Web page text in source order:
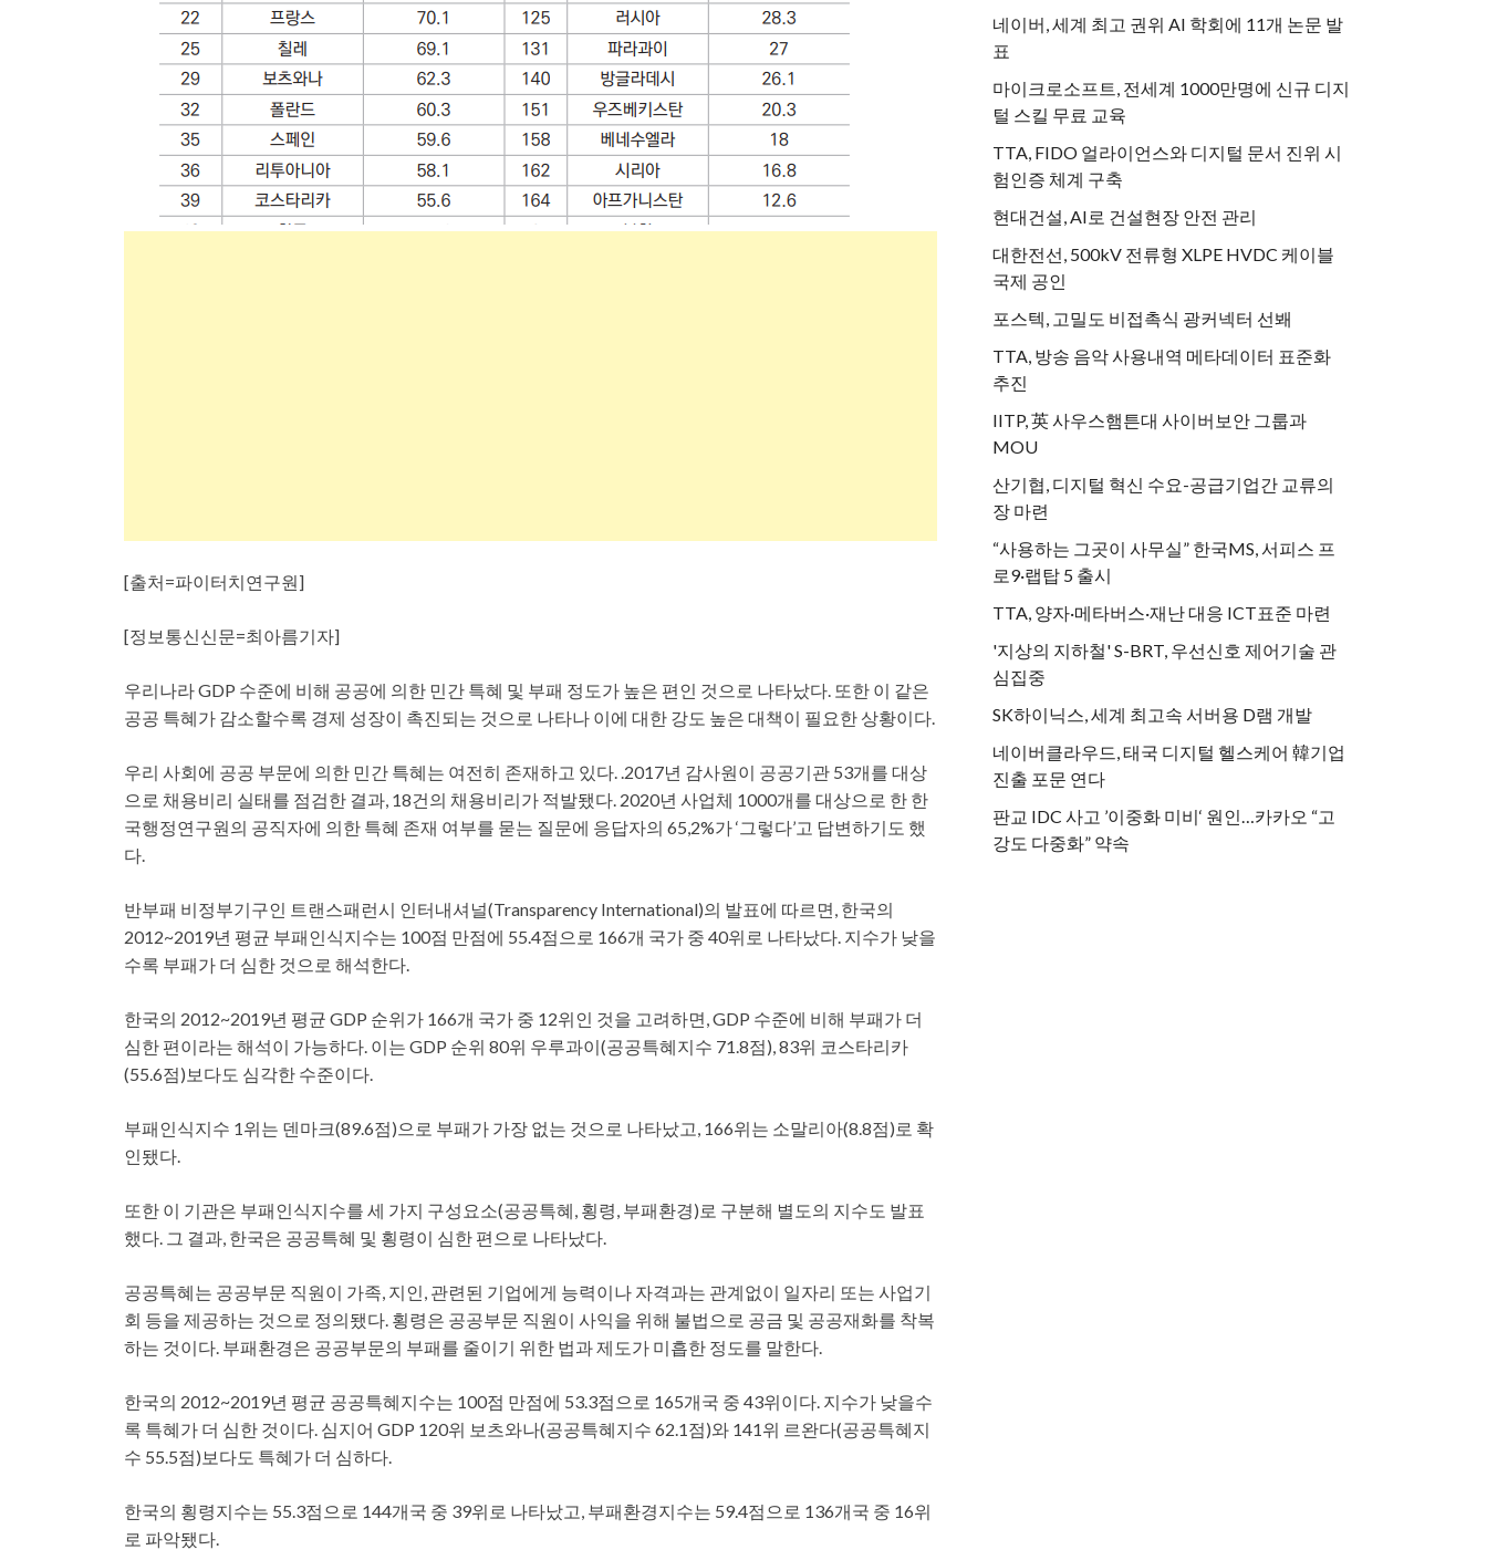
[출처=파이터치연구원]
[정보통신신문=최아름기자]
우리나라 GDP 수준에 비해 공공에 의한 민간 특혜 및 부패 정도가 높은 편인 것으로 나타났다. 또한 이 같은
공공 특혜가 감소할수록 경제 성장이 촉진되는 것으로 나타나 이에 대한 강도 높은 대책이 필요한 상황이다.
우리 사회에 공공 부문에 의한 민간 특혜는 여전히 존재하고 있다. .2017년 감사원이 공공기관 53개를 대상
으로 채용비리 실태를 점검한 결과, 18건의 채용비리가 적발됐다. 2020년 사업체 1000개를 대상으로 한 한
국행정연구원의 공직자에 의한 특혜 존재 여부를 묻는 질문에 응답자의 65,2%가 ‘그렇다’고 답변하기도 했
다.
반부패 비정부기구인 트랜스패런시 인터내셔널(Transparency International)의 발표에 따르면, 한국의
2012~2019년 평균 부패인식지수는 100점 만점에 55.4점으로 166개 국가 중 40위로 나타났다. 지수가 낮을
수록 부패가 더 심한 것으로 해석한다.
한국의 2012~2019년 평균 GDP 순위가 166개 국가 중 12위인 것을 고려하면, GDP 수준에 비해 부패가 더
심한 편이라는 해석이 가능하다. 이는 GDP 순위 80위 우루과이(공공특혜지수 71.8점), 83위 코스타리카
(55.6점)보다도 심각한 수준이다.
부패인식지수 1위는 덴마크(89.6점)으로 부패가 가장 없는 것으로 나타났고, 166위는 소말리아(8.8점)로 확
인됐다.
또한 이 기관은 부패인식지수를 세 가지 구성요소(공공특혜, 횡령, 부패환경)로 구분해 별도의 지수도 발표
했다. 그 결과, 한국은 공공특혜 및 횡령이 심한 편으로 나타났다.
공공특혜는 공공부문 직원이 가족, 지인, 관련된 기업에게 능력이나 자격과는 관계없이 일자리 또는 사업기
회 등을 제공하는 것으로 정의됐다. 횡령은 공공부문 직원이 사익을 위해 불법으로 공금 및 공공재화를 착복
하는 것이다. 부패환경은 공공부문의 부패를 줄이기 위한 법과 제도가 미흡한 정도를 말한다.
한국의 2012~2019년 평균 공공특혜지수는 100점 만점에 53.3점으로 165개국 중 43위이다. 지수가 낮을수
록 특혜가 더 심한 것이다. 심지어 GDP 120위 보츠와나(공공특혜지수 62.1점)와 141위 르완다(공공특혜지
수 55.5점)보다도 특혜가 더 심하다.
한국의 횡령지수는 55.3점으로 144개국 중 39위로 나타났고, 부패환경지수는 59.4점으로 136개국 중 16위
로 파악됐다.
네이버, 세계 최고 권위 AI 학회에 11개 논문 발
표
마이크로소프트, 전세계 1000만명에 신규 디지
털 스킬 무료 교육
TTA, FIDO 얼라이언스와 디지털 문서 진위 시
험인증 체계 구축
현대건설, AI로 건설현장 안전 관리
대한전선, 500kV 전류형 XLPE HVDC 케이블
국제 공인
포스텍, 고밀도 비접촉식 광커넥터 선봬
TTA, 방송 음악 사용내역 메타데이터 표준화
추진
IITP, 英 사우스햄튼대 사이버보안 그룹과
MOU
산기협, 디지털 혁신 수요-공급기업간 교류의
장 마련
“사용하는 그곳이 사무실” 한국MS, 서피스 프
로9·랩탑 5 출시
TTA, 양자·메타버스·재난 대응 ICT표준 마련
'지상의 지하철' S-BRT, 우선신호 제어기술 관
심집중
SK하이닉스, 세계 최고속 서버용 D램 개발
네이버클라우드, 태국 디지털 헬스케어 韓기업
진출 포문 연다
판교 IDC 사고 ’이중화 미비‘ 원인…카카오 “고
강도 다중화” 약속